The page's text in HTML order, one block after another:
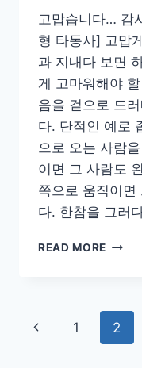
고맙습니다… 감
형 타동사] 고맙
과 지내다 보면
게 고마워해야
음을 겉으로 드
다. 단적인 예로
으로 오는 사람
이면 그 사람도
쪽으로 움직이면
다. 한참을 그러
READ MORE 고
다…
Page
Previous
1 2